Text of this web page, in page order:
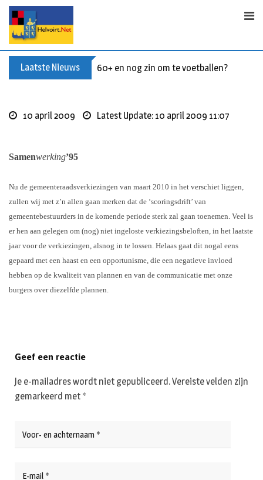
Skip
content
Laatste Nieuws 60+ en nog zin om te voetballen? Kom
10 april 2009 Latest Update: 10 april 2009 11:07
Samenwerking’95
Nu de gemeenteraadsverkiezingen van maart 2010 in het verschiet liggen,
zullen wij met z’n allen gaan merken dat de ‘scoringsdrift’ van
gemeentebestuurders in de komende periode sterk zal gaan toenemen. Veel is
er hen aan gelegen om (nog) niet ingeloste verkiezingsbeloften, in het laatste
jaar voor de verkiezingen, alsnog in te lossen. Helaas gaat dit nogal eens
gepaard met een haast en een opportunisme, die een negatieve invloed
hebben op de kwaliteit van plannen en van de communicatie met onze
burgers over diezelfde plannen.
Geef een reactie
Je e-mailadres wordt niet gepubliceerd.Vereiste velden zijn
gemarkeerd met *